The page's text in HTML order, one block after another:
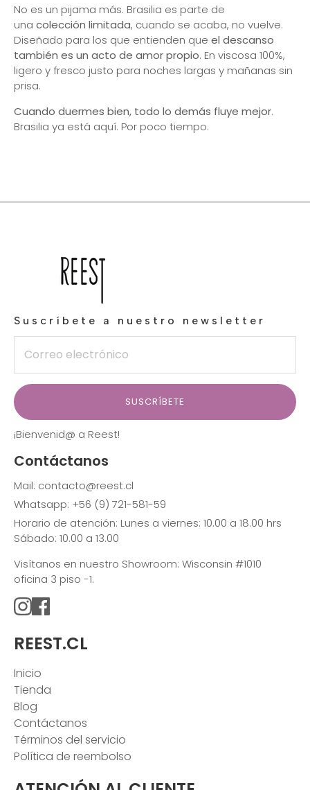
No es un pijama más. Brasilia es parte de
una colección limitada, cuando se acaba, no vuelve.
Diseñado para los que entienden que el descanso
también es un acto de amor propio. En viscosa 100%,
ligero y fresco justo para noches largas y mañanas sin
prisa.
Cuando duermes bien, todo lo demás fluye mejor.
Brasilia ya está aquí. Por poco tiempo.
Suscríbete a nuestro newsletter
SUSCRÍBETE
¡Bienvenid@ a Reest!
Contáctanos
Mail: contacto@reest.cl
Whatsapp: +56 (9) 721-581-59
Horario de atención: Lunes a viernes: 10.00 a 18.00 hrs
Sábado: 10.00 a 13.00
Visítanos en nuestro Showroom: Wisconsin #1010
oficina 3 piso -1.
REEST.CL
Inicio
Tienda
Blog
Contáctanos
Términos del servicio
Política de reembolso